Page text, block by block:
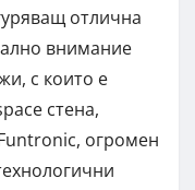
отлична
внимание
с които е
стена,
огромен